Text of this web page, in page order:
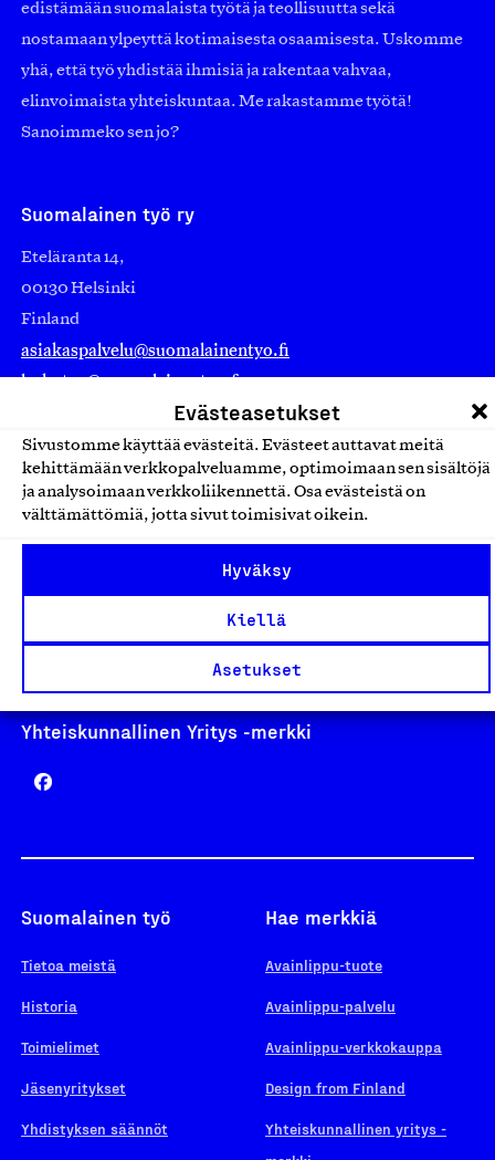
Evästeasetukset
Sivustomme käyttää evästeitä. Evästeet auttavat meitä
kehittämään verkkopalveluamme, optimoimaan sen sisältöjä
ja analysoimaan verkkoliikennettä. Osa evästeistä on
välttämättömiä, jotta sivut toimisivat oikein.
Hyväksy
Kiellä
Asetukset
edistämään suomalaista työtä ja teollisuutta sekä
nostamaan ylpeyttä kotimaisesta osaamisesta. Uskomme
yhä, että työ yhdistää ihmisiä ja rakentaa vahvaa,
elinvoimaista yhteiskuntaa. Me rakastamme työtä!
Sanoimmeko sen jo?
Suomalainen työ ry
Eteläranta 14,
00130 Helsinki
Finland
asiakaspalvelu@suomalainentyo.fi
laskutus@suomalainentyo.fi
Avainlippu
Yhteiskunnallinen Yritys -merkki
Suomalainen työ
Tietoa meistä
Historia
Toimielimet
Jäsenyritykset
Yhdistyksen säännöt
Hae merkkiä
Avainlippu-tuote
Avainlippu-palvelu
Avainlippu-verkkokauppa
Design from Finland
Yhteiskunnallinen yritys -